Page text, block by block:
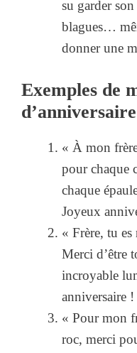
su garder
blagues…
donner une
Exemples de
« À mon
pour chaque
chaque
Joyeux
« Frère, tu
Merci d’être
incroyable
anniversaire !
« Pour mon
roc, merci